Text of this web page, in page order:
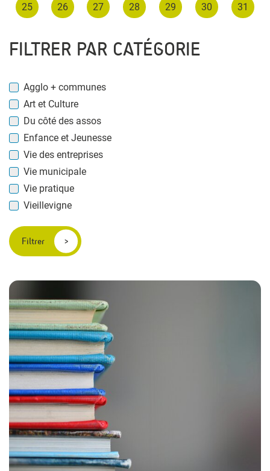
25 26 27 28 29 30 31
FILTRER PAR CATÉGORIE
Agglo + communes
Art et Culture
Du côté des assos
Enfance et Jeunesse
Vie des entreprises
Vie municipale
Vie pratique
Vieillevigne
Filtrer